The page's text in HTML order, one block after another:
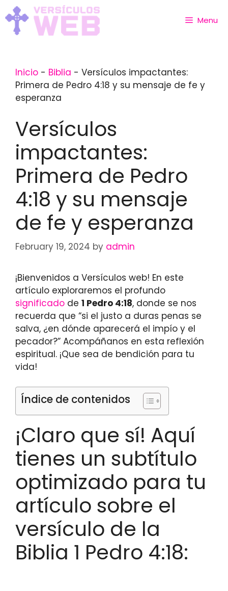
Skip
to
content
Menu
Inicio - Biblia - Versículos impactantes:
Primera de Pedro 4:18 y su mensaje de fe y
esperanza
Versículos
impactantes:
Primera de Pedro
4:18 y su mensaje
de fe y esperanza
February 19, 2024 by admin
¡Bienvenidos a Versículos web! En este
artículo exploraremos el profundo
significado de 1 Pedro 4:18, donde se nos
recuerda que “si el justo a duras penas se
salva, ¿en dónde aparecerá el impío y el
pecador?” Acompáñanos en esta reflexión
espiritual. ¡Que sea de bendición para tu
vida!
Índice de contenidos
¡Claro que sí! Aquí
tienes un subtítulo
optimizado para tu
artículo sobre el
versículo de la
Biblia 1 Pedro 4:18: